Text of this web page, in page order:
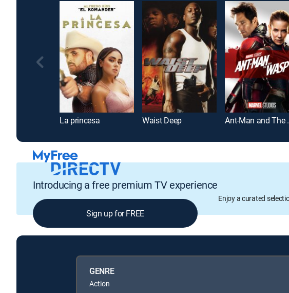
La princesa Waist Deep Ant-
Introducing a free premium TV experience
Enjoy a curated
Sign up for FREE
GENRE
Action